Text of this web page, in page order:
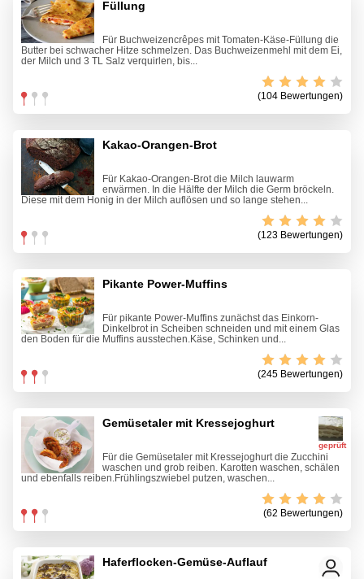
Füllung
Für Buchweizencrêpes mit Tomaten-Käse-Füllung die
Butter bei schwacher Hitze schmelzen. Das Buchweizenmehl mit dem Ei,
der Milch und 3 TL Salz verquirlen, bis...
(104 Bewertungen)
Kakao-Orangen-Brot
Für Kakao-Orangen-Brot die Milch lauwarm
erwärmen. In die Hälfte der Milch die Germ bröckeln.
Diese mit dem Honig in der Milch auflösen und so lange stehen...
(123 Bewertungen)
Pikante Power-Muffins
Für pikante Power-Muffins zunächst das Einkorn-
Dinkelbrot in Scheiben schneiden und mit einem Glas
den Boden für die Muffins ausstechen.Käse, Schinken und...
(245 Bewertungen)
geprüft
Gemüsetaler mit Kressejoghurt
Für die Gemüsetaler mit Kressejoghurt die Zucchini
waschen und grob reiben. Karotten waschen, schälen
und ebenfalls reiben.Frühlingszwiebel putzen, waschen...
(62 Bewertungen)
Haferflocken-Gemüse-Auflauf